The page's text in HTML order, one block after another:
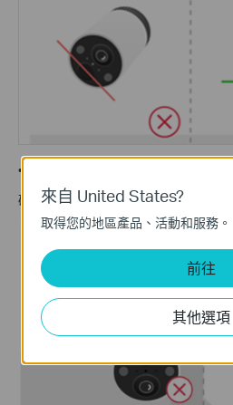
•
確保攝影機方向正確以保持正常功能。
來自 United States?
取得您的地區產品、活動和服務。
前往
其他選項